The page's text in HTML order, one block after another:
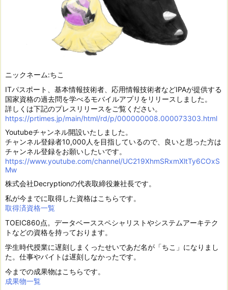
ニックネーム:ちこ
ITパスポート、基本情報技術者、応用情報技術者などIPAが提供する
国家資格の過去問を学べるモバイルアプリをリリースしました。
詳しくは下記のプレスリリースをご覧ください。
https://prtimes.jp/main/html/rd/p/000000008.000073303.html
Youtubeチャンネル開設いたしました。
チャンネル登録者10,000人を目指しているので、良いと思った方は
チャンネル登録をお願いしたいです。
https://www.youtube.com/channel/UC219XhmSRxmXltTy6COxS
Mw
株式会社Decryptionの代表取締役兼社長です。
私が今までに取得した資格はこちらです。
取得済資格一覧
TOEIC860点。データベーススペシャリストやシステムアーキテク
トなどの資格を持っております。
学生時代授業に遅刻しまくったせいであだ名が「ちこ」になりまし
た。仕事やバイトは遅刻しなかったです。
今までの成果物はこちらです。
成果物一覧